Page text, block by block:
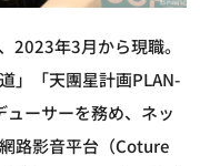
2023年3月から現職。
」「天團星計画PLAN-
ーサーを務め、ネッ
路影音平台（Coture